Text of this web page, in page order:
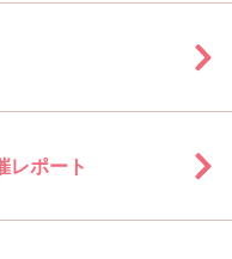
レポート